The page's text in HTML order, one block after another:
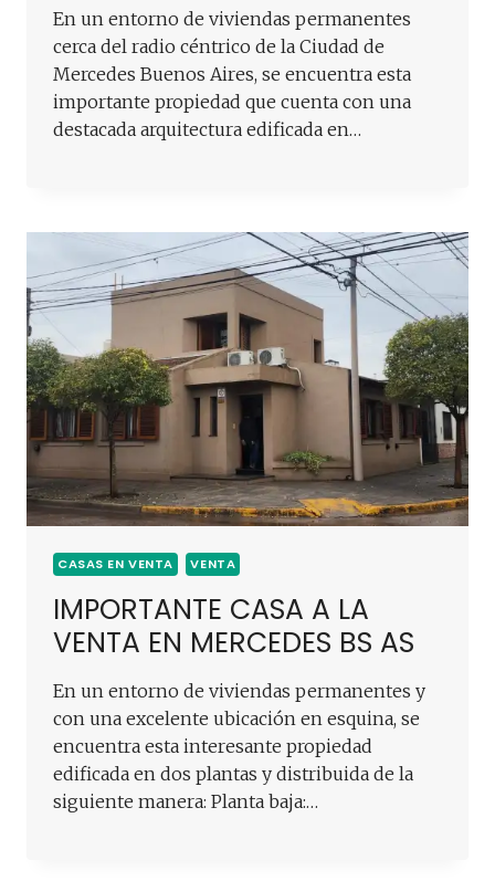
En un entorno de viviendas permanentes
cerca del radio céntrico de la Ciudad de
Mercedes Buenos Aires, se encuentra esta
importante propiedad que cuenta con una
destacada arquitectura edificada en…
CASAS EN VENTA VENTA
IMPORTANTE CASA A LA
VENTA EN MERCEDES BS AS
En un entorno de viviendas permanentes y
con una excelente ubicación en esquina, se
encuentra esta interesante propiedad
edificada en dos plantas y distribuida de la
siguiente manera: Planta baja:…